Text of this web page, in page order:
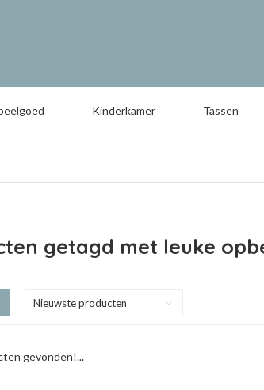
Kinderkamer Tassen
getagd met leuke
Nieuwste producten
gevonden!...